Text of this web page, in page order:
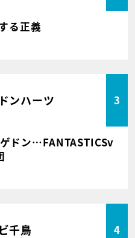
る正義
ンハーツ 3
ドン…FANTASTICSv
千鳥 4